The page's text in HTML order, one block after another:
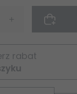
rabat